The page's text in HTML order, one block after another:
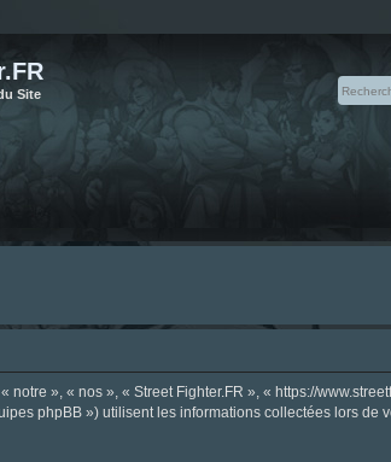
Site
», « nos », « Street Fighter.FR », « https://
phpBB ») utilisent les informations collectées lors de